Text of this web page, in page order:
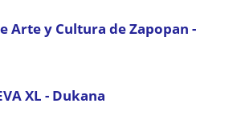
Arte y Cultura de Zapopan -
XL - Dukana